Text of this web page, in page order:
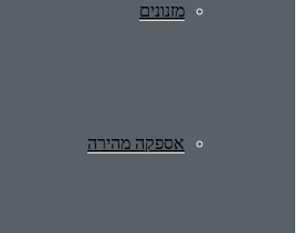
מזנונים
אספקה מהירה